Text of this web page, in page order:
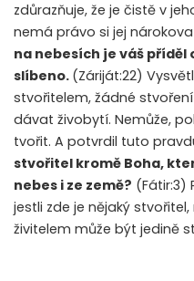
zdůrazňuje, že je čistě v
nemá právo si jej
na nebesích je váš příděl
slíbeno. (Záriját:22)
stvořitelem, žádné
dávat živobytí. Nemůže,
tvořit. A potvrdil tuto
stvořitel kromě Boha,
nebes i ze země? (Fátir:3)
jestli zde je nějaký
živitelem může být jedině